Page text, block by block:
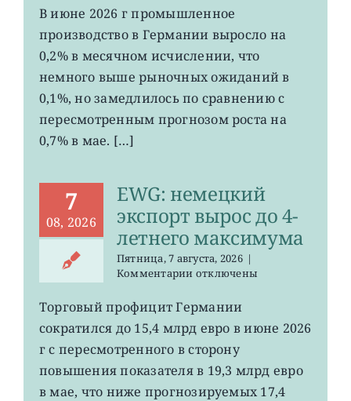
EWG:
рост
промпроизводства
Германии
до
0,2%
В июне 2026 г промышленное
производство в Германии выросло на
0,2% в месячном исчислении, что
немного выше рыночных ожиданий в
0,1%, но замедлилось по сравнению с
пересмотренным прогнозом роста на
0,7% в мае. […]
7
08, 2026
EWG: немецкий
экспорт вырос до 4-
летнего максимума
Пятница, 7 августа, 2026 |
Комментариик
EWG:
немецкий
экспорт
вырос
4-
летнего
отключены
Торговый профицит Германии
сократился до 15,4 млрд евро в июне 2026
г с пересмотренного в сторону
повышения показателя в 19,3 млрд евро
в мае, что ниже прогнозируемых 17,4